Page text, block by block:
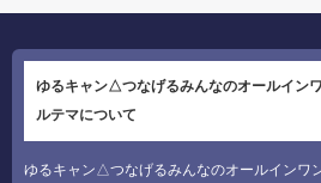
ゆるキャン△つなげるみんなのオールイン
ルテマについて
ゆるキャン△つなげるみんなのオールインワ